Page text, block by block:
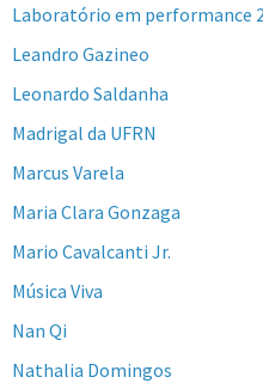
Laboratório em performance
Leandro Gazineo
Leonardo Saldanha
Madrigal da UFRN
Marcus Varela
Maria Clara Gonzaga
Mario Cavalcanti Jr.
Música Viva
Nan Qi
Nathalia Domingos